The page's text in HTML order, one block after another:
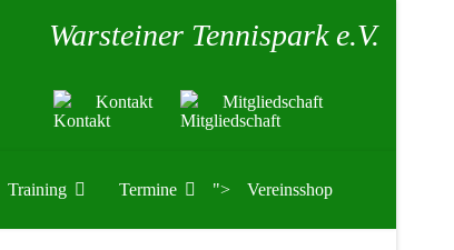
Warsteiner Tennispark e.V.
Kontakt Mitgliedschaft
Training Termine "> Vereinsshop